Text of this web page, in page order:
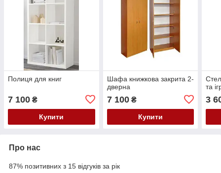
Полиця для книг
7 100 ₴
Купити
Шафа книжкова закрита 2-
дверна
7 100₴
Купити
та
3
Про нас
87% позитивних з 15 відгуків за рік